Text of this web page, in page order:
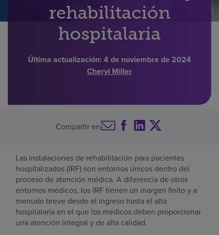
Buscar un centrorehabilitación
hospitalaria
Última actualización: 4 de noviembre de 2024
Cheryl Miller
Compartir en
Las instalaciones de rehabilitación para pacientes
hospitalizados (IRF) son entornos únicos dentro del
proceso de atención médica. A diferencia de otros
entornos médicos, los IRF tienen un margen finito y a
menudo breve desde el ingreso hasta el alta
hospitalaria en el que los médicos deben proporcionar
una atención integral y de alta calidad.